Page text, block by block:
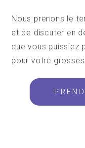
Nous prenons le
et de discuter en
que vous puissiez
pour votre